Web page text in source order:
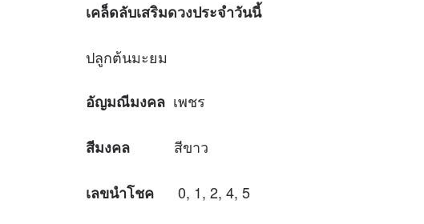
เคล็ดลับเสริมดวงประจำวันนี้
ปลูกต้นมะยม
อัญมณีมงคล เพชร
สีมงคล สีขาว
เลขนำโชค 0, 1, 2, 4, 5